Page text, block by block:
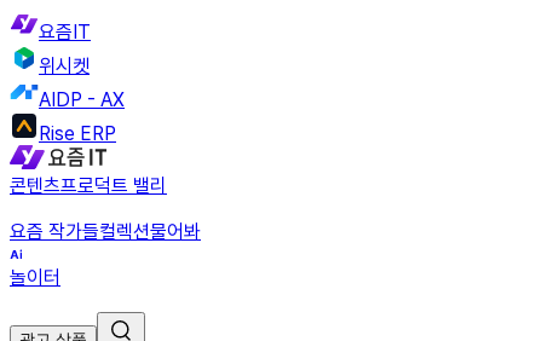
요즘IT
위시켓
AIDP - AX
Rise ERP
콘텐츠프로덕트 밸리
요즘 작가들컬렉션물어봐
놀이터